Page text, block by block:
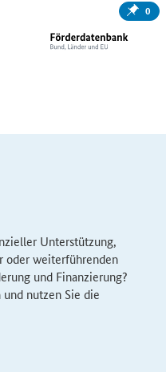
0
Unterstützung,
oder weiterführenden
und Finanzierung?
nutzen Sie die